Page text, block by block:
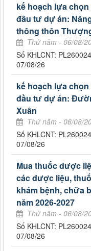
kế hoạch lựa
đầu tư dự án:
thông thôn
Thứ năm - 06/08/
Số KHLCNT:
07/08/26
kế hoạch lựa
đầu tư dự án:
Xuân
Thứ năm - 06/08/
Số KHLCNT:
07/08/26
Mua thuốc dược
các dược liệu,
khám bệnh, chữa
năm 2026-2027
Thứ năm - 06/08/
Số KHLCNT:
07/08/26